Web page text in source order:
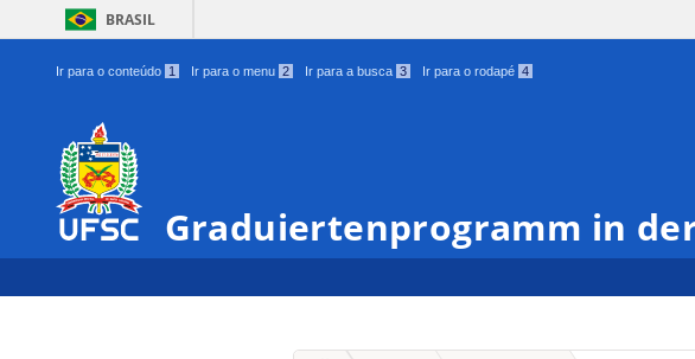
BRASIL
Ir para o conteúdo 1 Ir para o menu 2 Ir para a busca 3 Ir para o rodapé 4
Graduiertenprogramm in